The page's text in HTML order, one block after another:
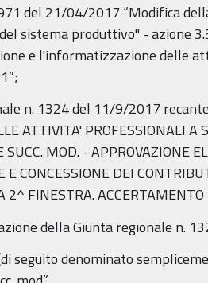
del 21/04/2017 “Modifica
sistema produttivo" - azione
e l'informatizzazione delle
n. 1324 del 11/9/2017
ATTIVITA' PROFESSIONALI
MOD. - APPROVAZIONE
E CONCESSIONE DEI
2^ FINESTRA.
della Giunta regionale n.
seguito denominato